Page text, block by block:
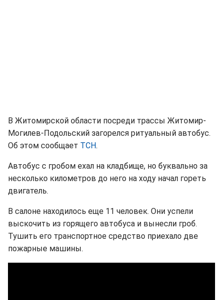
В Житомирской области посреди трассы Житомир-
Могилев-Подольский загорелся ритуальный автобус.
Об этом сообщает ТСН.
Автобус с гробом ехал на кладбище, но буквально за
несколько километров до него на ходу начал гореть
двигатель.
В салоне находилось еще 11 человек. Они успели
выскочить из горящего автобуса и вынесли гроб.
Тушить его транспортное средство приехало две
пожарные машины.